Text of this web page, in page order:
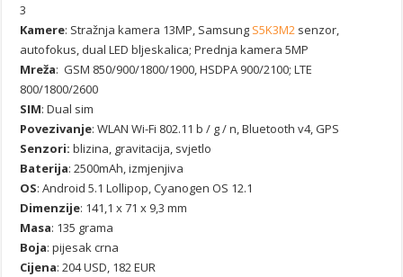
3
Kamere: Stražnja kamera 13MP, Samsung S5K3M2 senzor,
autofokus, dual LED bljeskalica; Prednja kamera 5MP
Mreža: GSM 850/900/1800/1900, HSDPA 900/2100; LTE
800/1800/2600
SIM: Dual sim
Povezivanje: WLAN Wi-Fi 802.11 b / g / n, Bluetooth v4, GPS
Senzori: blizina, gravitacija, svjetlo
Baterija: 2500mAh, izmjenjiva
OS: Android 5.1 Lollipop, Cyanogen OS 12.1
Dimenzije: 141,1 x 71 x 9,3 mm
Masa: 135 grama
Boja: pijesak crna
Cijena: 204 USD, 182 EUR